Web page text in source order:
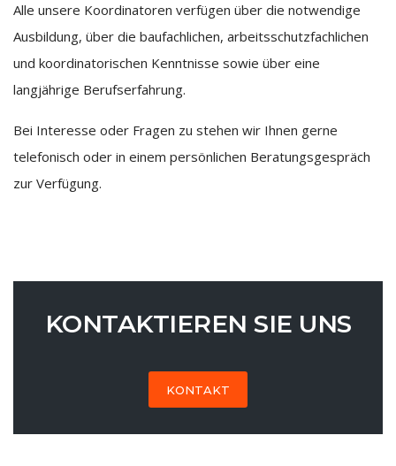
Alle unsere Koordinatoren verfügen über die notwendige
Ausbildung, über die baufachlichen, arbeitsschutzfachlichen
und koordinatorischen Kenntnisse sowie über eine
langjährige Berufserfahrung.
Bei Interesse oder Fragen zu stehen wir Ihnen gerne
telefonisch oder in einem persönlichen Beratungsgespräch
zur Verfügung.
KONTAKTIEREN SIE UNS
KONTAKT